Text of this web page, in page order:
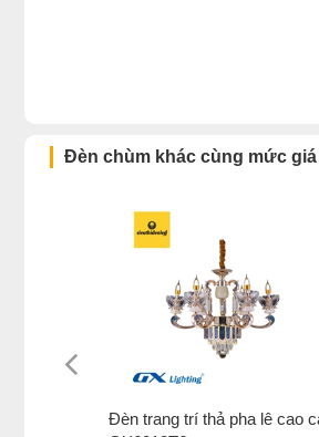
Đèn chùm khác cùng mức giá
Đèn trang trí thả pha lê cao